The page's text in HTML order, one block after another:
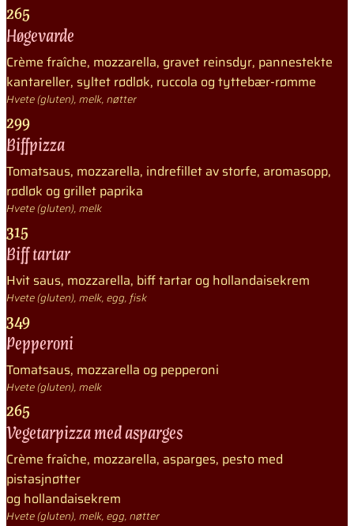
265
Høgevarde
Crème fraîche, mozzarella, gravet reinsdyr, pannestekte
kantareller, syltet rødløk, ruccola og tyttebær-rømme
Hvete (gluten), melk, nøtter
299
Biffpizza
Tomatsaus, mozzarella, indrefillet av storfe, aromasopp,
rødløk og grillet paprika
Hvete (gluten), melk
315
Biff tartar
Hvit saus, mozzarella, biff tartar og hollandaisekrem
Hvete (gluten), melk, egg, fisk
349
Pepperoni
Tomatsaus, mozzarella og pepperoni
Hvete (gluten), melk
265
Vegetarpizza med asparges
Crème fraîche, mozzarella, asparges, pesto med
pistasjnøtter
og hollandaisekrem
Hvete (gluten), melk, egg, nøtter